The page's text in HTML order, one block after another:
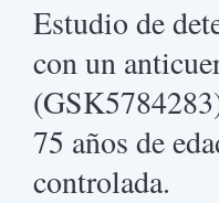
Estudio de
con un
75 años de
controlada.